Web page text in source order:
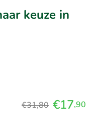
keuze in
€31,80 €17,90